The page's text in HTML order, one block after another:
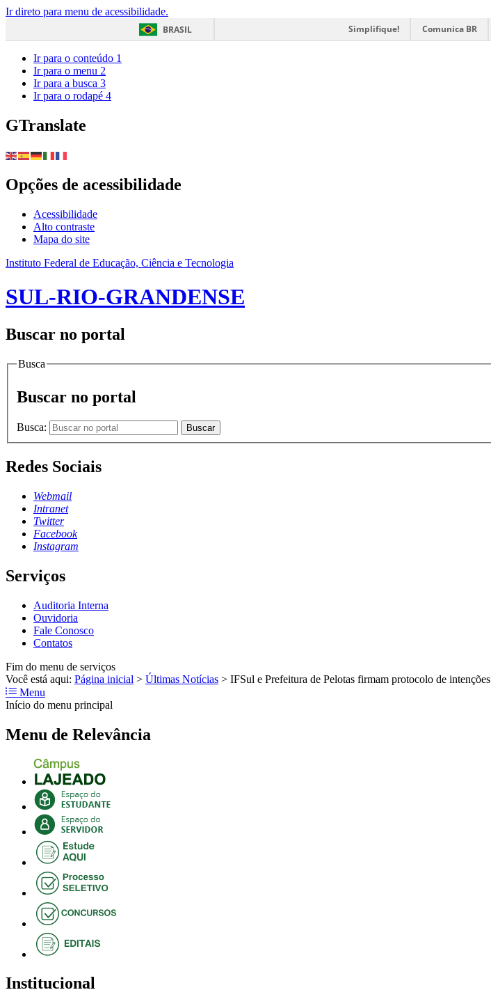
Ir direto para menu de acessibilidade.
BRASIL
Simplifique! Comunica BR
Ir para o conteúdo 1
Ir para o menu 2
Ir para a busca 3
Ir para o rodapé 4
GTranslate
Opções de acessibilidade
Acessibilidade
Alto contraste
Mapa do site
Instituto Federal de Educação, Ciência e Tecnologia
SUL-RIO-GRANDENSE
Buscar no portal
Busca
Buscar no portal
Busca: Buscar
Redes Sociais
Webmail
Intranet
Twitter
Facebook
Instagram
Serviços
Auditoria Interna
Ouvidoria
Fale Conosco
Contatos
Fim do menu de serviços
Você está aqui: Página inicial > Últimas Notícias > IFSul e Prefeitura de Pelotas firmam protocolo de intenções
Menu
Início do menu principal
Menu de Relevância
Institucional